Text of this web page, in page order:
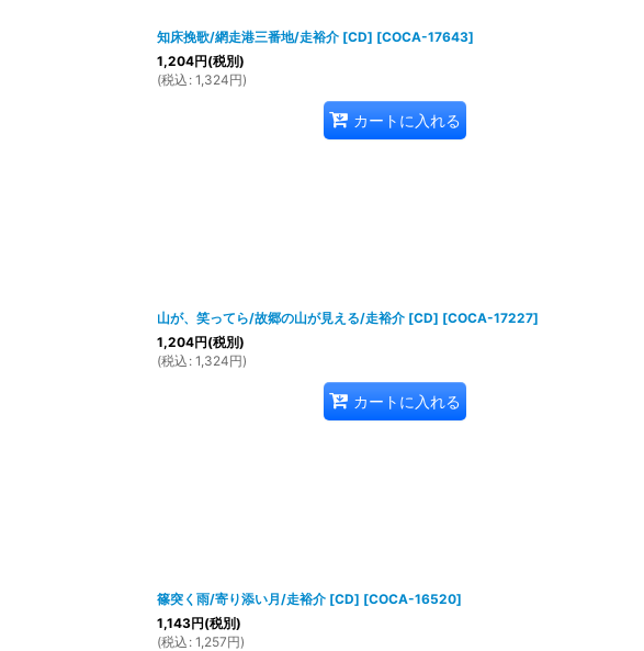
知床挽歌/網走港三番地/走裕介 [CD] [COCA-17643]
1,204円(税別)
(税込 : 1,324円)
カートに入れる
山が、笑ってら/故郷の山が見える/走裕介 [CD] [COCA-17227]
1,204円(税別)
(税込 : 1,324円)
カートに入れる
篠突く雨/寄り添い月/走裕介 [CD] [COCA-16520]
1,143円(税別)
(税込 : 1,257円)